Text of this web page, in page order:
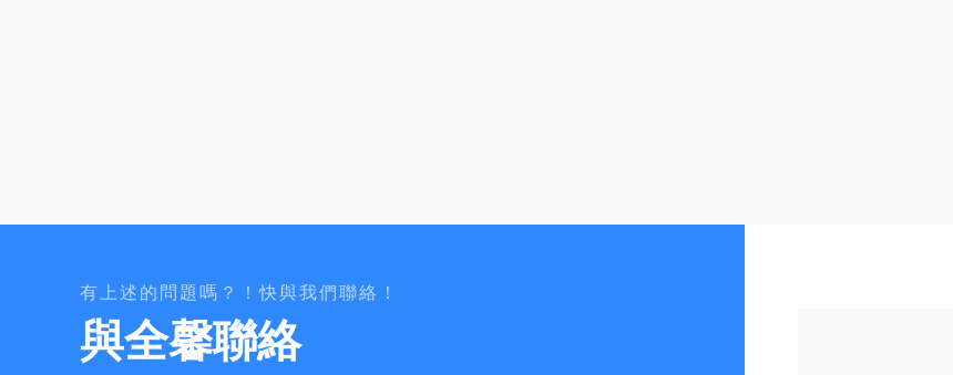
有上述的問題嗎？！快與我們聯絡！
與全馨聯絡